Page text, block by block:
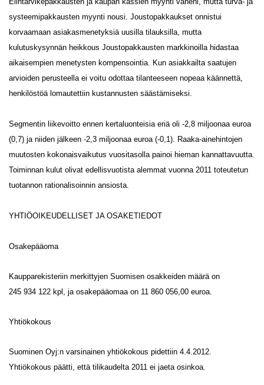
systeemipakkausten myynti nousi. Joustopakkaukset onnistui
korvaamaan asiakasmenetyksiä uusilla tilauksilla, mutta
kulutuskysynnän heikkous Joustopakkausten markkinoilla hidastaa
aikaisempien menetysten kompensointia. Kun asiakkailta saatujen
arvioiden perusteella ei voitu odottaa tilanteeseen nopeaa käännettä,
henkilöstöä lomautettiin kustannusten säästämiseksi.
Segmentin liikevoitto ennen kertaluonteisia eriä oli -2,8 miljoonaa euroa
(0,7) ja niiden jälkeen -2,3 miljoonaa euroa (-0,1). Raaka-ainehintojen
muutosten kokonaisvaikutus vuositasolla painoi hieman kannattavuutta.
Toiminnan kulut olivat edellisvuotista alemmat vuonna 2011 toteutetun
tuotannon rationalisoinnin ansiosta.
YHTIÖOIKEUDELLISET JA OSAKETIEDOT
Osakepääoma
Kaupparekisteriin merkittyjen Suomisen osakkeiden määrä on
245 934 122 kpl, ja osakepääomaa on 11 860 056,00 euroa.
Yhtiökokous
Suominen Oyj:n varsinainen yhtiökokous pidettiin 4.4.2012.
Yhtiökokous päätti, että tilikaudelta 2011 ei jaeta osinkoa.